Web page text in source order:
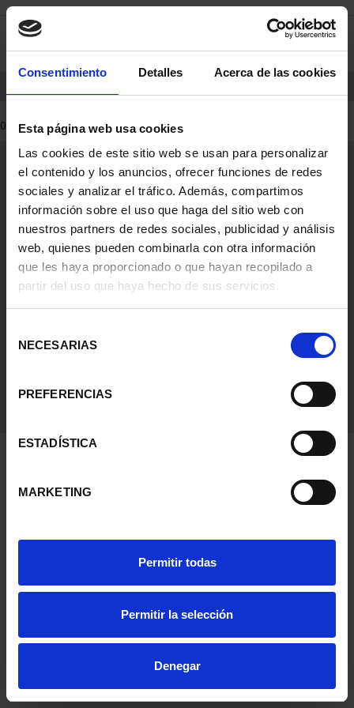
Consentimiento Detalles Acerca de las cookies
Esta página web usa cookies
Las cookies de este sitio web se usan para personalizar
el contenido y los anuncios, ofrecer funciones de redes
sociales y analizar el tráfico. Además, compartimos
información sobre el uso que haga del sitio web con
nuestros partners de redes sociales, publicidad y análisis
web, quienes pueden combinarla con otra información
que les haya proporcionado o que hayan recopilado a
partir del uso que haya hecho de sus servicios.
NECESARIAS
PREFERENCIAS
ESTADÍSTICA
MARKETING
Permitir todas
Permitir la selección
Denegar
Skip
to
content
Skip
to
navigation
0
0 Products found
General Information
Contacto
Preguntas Frequentes (FAQs)
Aviso Legal
Condiciones Legales
Ayuda